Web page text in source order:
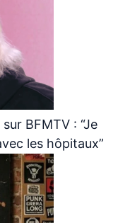
BFMTV : “Je
les hôpitaux”